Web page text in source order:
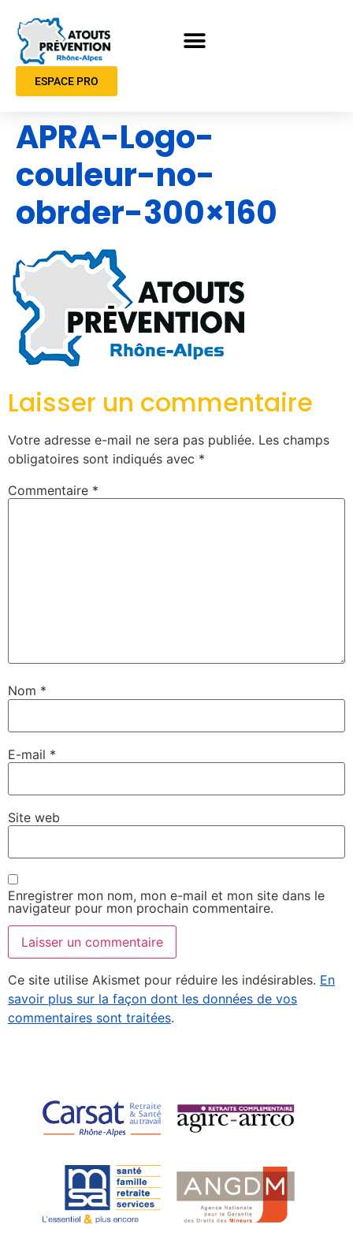
ESPACE PRO
APRA-Logo-
couleur-no-
obrder-300×160
Laisser un commentaire
Votre adresse e-mail ne sera pas publiée. Les champs
obligatoires sont indiqués avec *
Commentaire *
Nom *
E-mail *
Site web
Enregistrer mon nom, mon e-mail et mon site dans le
navigateur pour mon prochain commentaire.
Ce site utilise Akismet pour réduire les indésirables. En
savoir plus sur la façon dont les données de vos
commentaires sont traitées.